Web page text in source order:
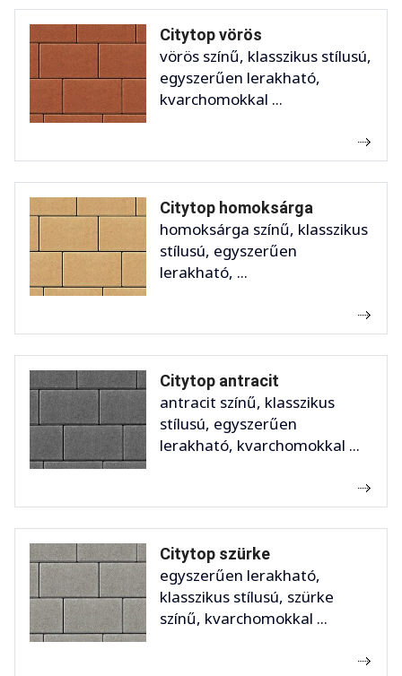
Citytop vörös
vörös színű, klasszikus stílusú,
egyszerűen lerakható,
kvarchomokkal ...
Citytop homoksárga
homoksárga színű, klasszikus
stílusú, egyszerűen
lerakható, ...
Citytop antracit
antracit színű, klasszikus
stílusú, egyszerűen
lerakható, kvarchomokkal ...
Citytop szürke
egyszerűen lerakható,
klasszikus stílusú, szürke
színű, kvarchomokkal ...